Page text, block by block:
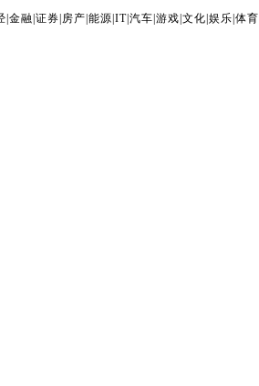
金融 证券 房产 能源 IT| 汽车 游戏 文化 娱乐 体育